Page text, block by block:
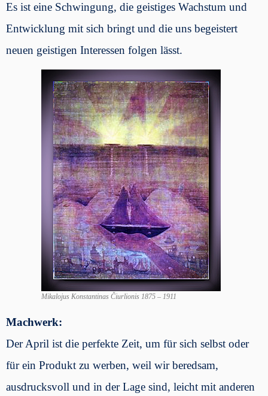
Es ist eine Schwingung, die geistiges Wachstum und
Entwicklung mit sich bringt und die uns begeistert
neuen geistigen Interessen folgen lässt.
Mikalojus Konstantinas Čiurlionis 1875 – 1911
Machwerk:
Der April ist die perfekte Zeit, um für sich selbst oder
für ein Produkt zu werben, weil wir beredsam,
ausdrucksvoll und in der Lage sind, leicht mit anderen